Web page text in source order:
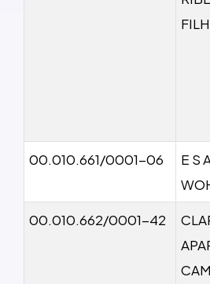
00.010.661/0001-06
E S
00.010.662/0001-42